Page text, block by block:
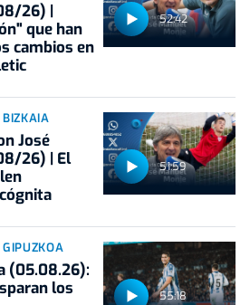
52:42
26) |
que han
cambios en
51:59
José
26) | El
55:18
(05.08.26):
los